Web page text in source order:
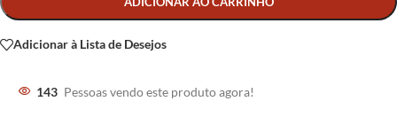
Adicionar à Lista de Desejos
143 Pessoas vendo este produto agora!